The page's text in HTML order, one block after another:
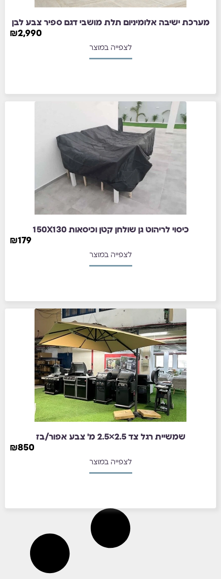
מערכת ישיבה אלומיניום תלת מושבי דגם ספיר צבע לבן
₪2,990
לצפייה במוצר
כיסוי לריהוט גן שולחן קטן וכיסאות 150X130
₪179
לצפייה במוצר
שמשיית רגל צד 2.5×2.5 מ' צבע אפור/בז
₪850
לצפייה במוצר